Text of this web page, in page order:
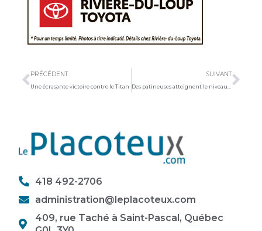
PRÉCÉDENT
Une écrasante victoire contre le Titan
SUIVANT
418 492-2706
administration@leplacoteux.com
409, rue Taché à Saint-Pascal, Québec